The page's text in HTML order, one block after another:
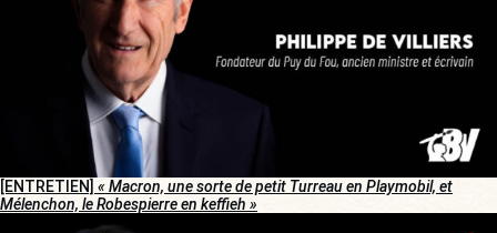
[ENTRETIEN] « Macron, une sorte de petit Turreau en Playmobil, et
Mélenchon, le Robespierre en keffieh »